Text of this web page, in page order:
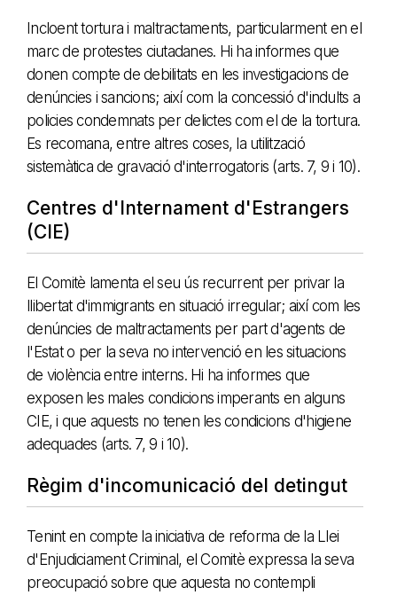
Incloent tortura i maltractaments, particularment en el
marc de protestes ciutadanes. Hi ha informes que
donen compte de debilitats en les investigacions de
denúncies i sancions; així com la concessió d'indults a
policies condemnats per delictes com el de la tortura.
Es recomana, entre altres coses, la utilització
sistemàtica de gravació d'interrogatoris (arts. 7, 9 i 10).
Centres d'Internament d'Estrangers
(CIE)
El Comitè lamenta el seu ús recurrent per privar la
llibertat d'immigrants en situació irregular; així com les
denúncies de maltractaments per part d'agents de
l'Estat o per la seva no intervenció en les situacions
de violència entre interns. Hi ha informes que
exposen les males condicions imperants en alguns
CIE, i que aquests no tenen les condicions d'higiene
adequades (arts. 7, 9 i 10).
Règim d'incomunicació del detingut
Tenint en compte la iniciativa de reforma de la Llei
d'Enjudiciament Criminal, el Comitè expressa la seva
preocupació sobre que aquesta no contempli